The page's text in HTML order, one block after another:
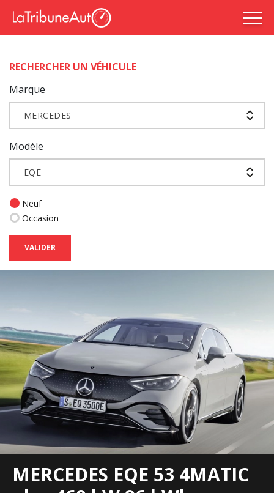
RECHERCHER UN VÉHICULE
Marque
MERCEDES
Modèle
EQE
Neuf
Occasion
VALIDER
MERCEDES EQE 53 4MATIC